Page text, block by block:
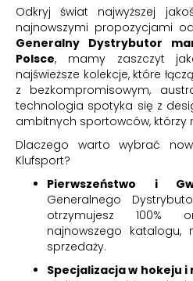
Odkryj świat najwyższej
najnowszymi propozycjami od
Generalny Dystrybutor
Polsce, mamy zaszczyt
najświeższe kolekcje, które
z bezkompromisowym,
technologia spotyka się z
ambitnych sportowców, którzy
Dlaczego warto wybrać
Klufsport?
Pierwszeństwo i
Generalnego
otrzymujesz 100%
najnowszego katalogu,
sprzedaży.
Specjalizacja w hokeju i